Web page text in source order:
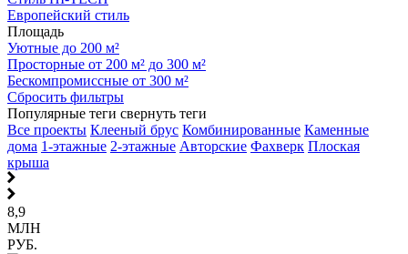
Европейский стиль
Площадь
Уютные до 200 м²
Просторные от 200 м² до 300 м²
Бескомпромиссные от 300 м²
Сбросить фильтры
Популярные теги свернуть теги
Все проекты Клееный брус Комбинированные Каменные
дома 1-этажные 2-этажные Авторские Фахверк Плоская
крыша
8,9
МЛН
РУБ.